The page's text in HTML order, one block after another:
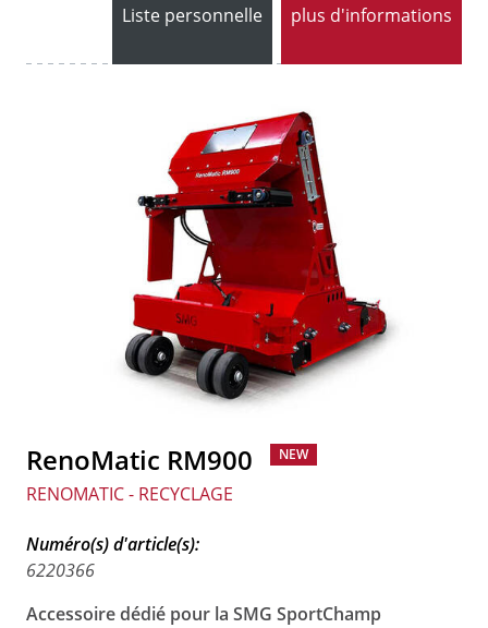
Liste personnelle plus d'informations
RenoMatic RM900 NEW
RENOMATIC - RECYCLAGE
Numéro(s) d'article(s):
6220366
Accessoire dédié pour la SMG SportChamp